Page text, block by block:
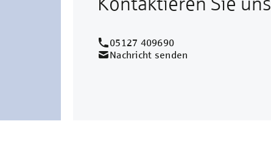
05127 409690
Nachricht senden